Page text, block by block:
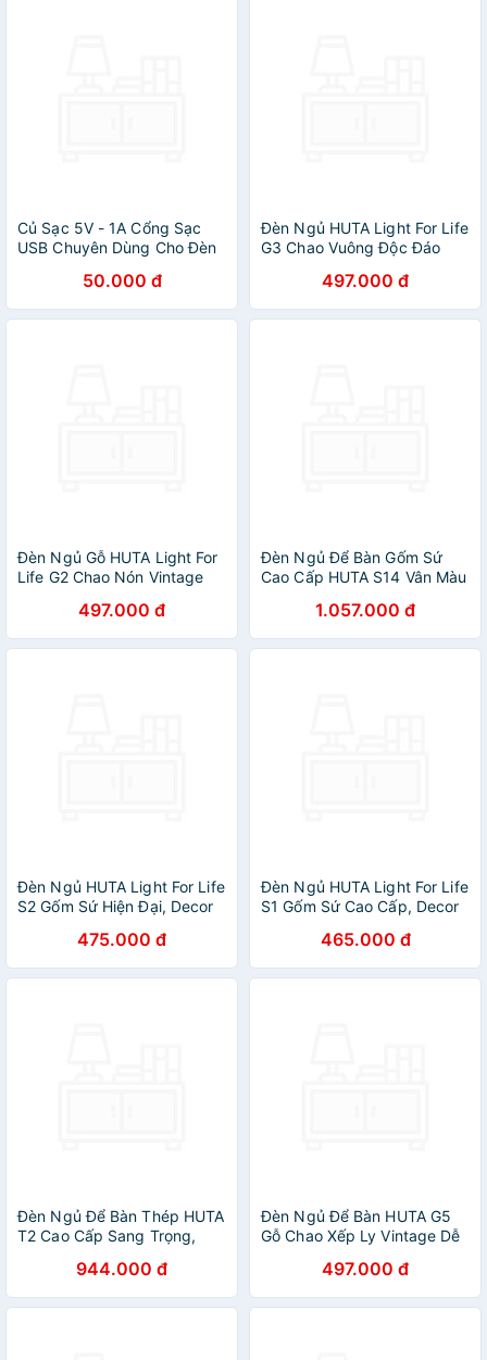
Củ Sạc 5V - 1A Cổng Sạc
USB Chuyên Dùng Cho Đèn
50.000 đ
Đèn Ngủ HUTA Light For Life
G3 Chao Vuông Độc Đáo
Phòng Ngủ, Điều Chỉnh Độ
Sáng, Bóng Led Sáng Vàng
Tiết Kiệm Điện
497.000 đ
Đèn Ngủ Gỗ HUTA Light For
Life G2 Chao Nón Vintage
Phòng Ngủ, Điều Chỉnh Độ
Sáng, Bóng Led Sáng Vàng
Tiết Kiệm Điện
497.000 đ
Đèn Ngủ Để Bàn Gốm Sứ
Cao Cấp HUTA S14 Vân Màu
Decor Trang Trí Phòng Ngủ,
Khách Sạn, Đọc Sách Đầu
Giường, Điều Chỉnh Độ Sáng,
1.057.000 đ
Đèn Ngủ HUTA Light For Life
S2 Gốm Sứ Hiện Đại, Decor
Chỉnh Độ Sáng, Đèn Vàng
Bóng LED Tiết Kiệm Điện
475.000 đ
Đèn Ngủ HUTA Light For Life
S1 Gốm Sứ Cao Cấp, Decor
Sáng, Đèn Vàng Bóng Led
Tiết Kiệm Điện
465.000 đ
Đèn Ngủ Để Bàn Thép HUTA
T2 Cao Cấp Sang Trọng,
Khách Sạn, Điều Chỉnh Độ
Sáng, Bóng Led Sáng Vàng
Tiết Kiệm Điện
944.000 đ
Đèn Ngủ Để Bàn HUTA G5
Gỗ Chao Xếp Ly Vintage Dễ
Phòng Ngủ, Đọc Sách Đầu
Giường, Điều Chỉnh Độ Sáng,
Đèn Vàng Bóng LED Tiết
497.000 đ